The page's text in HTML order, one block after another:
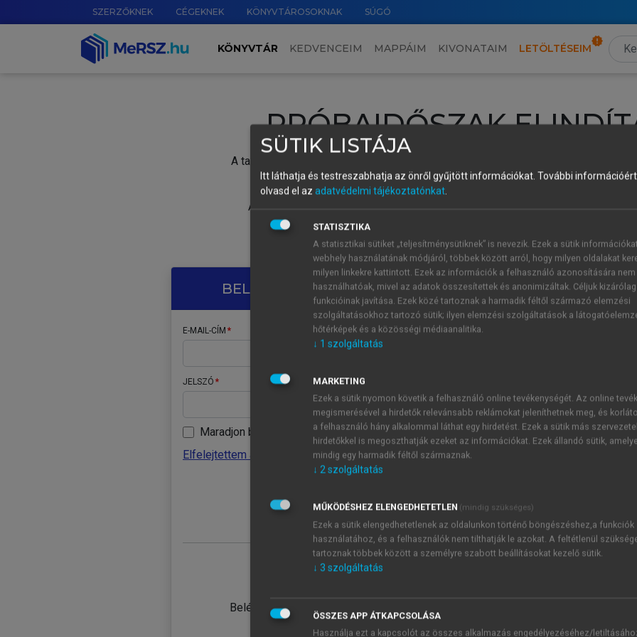
SZERZŐKNEK CÉGEKNEK KÖNYVTÁROSOKNAK SÚGÓ
KÖNYVTÁR KEDVENCEIM MAPPÁIM KIVONATAIM LETÖLTÉSEIM
PRÓBAIDŐSZAK
A tartalom megtekintéséhez lépj be a saját fiókoddal, iskolai azonosítóddal vagy
Új felhasználóként1 óra díjmentes hozzáférésrevagy
A próbaidőszak elindításához,
vagy hozz
A regisztráció után a
BELÉPÉS SAJÁT FIÓKKAL
E-MAIL-CÍM
JELSZÓ
Maradjon belépve
Elfelejtettem a jelszavamat
Belépés intézményi azonosítóval
ÚJ FIÓK
1 óra
JELSZÓ
Kérek értesítést a MeRSZ
Kérek értesítést az
SÜTIK LISTÁJA
Itt láthatja és testreszabhatja az önről gyűjtött információkat. További
olvasd el az adatvédelmi tájékoztatónkat.
STATISZTIKA
A statisztikai sütiket „teljesítménysütiknek” is nevezik. Ezek a sütik
webhely használatának módjáról, többek között arról, hogy milyen oldalakat
milyen linkekre kattintott. Ezek az információk a felhasználó azonosítására nem
használhatóak, mivel az adatok összesítettek és anonimizáltak. Céljuk
funkcióinak javítása. Ezek közé tartoznak a harmadik féltől származó elemzési
szolgáltatásokhoz tartozó sütik; ilyen elemzési szolgáltatások a
hőtérképek és a közösségi médiaanalitika.
↓ 1 szolgáltatás
MARKETING
Ezek a sütik nyomon követik a felhasználó online tevékenységét. Az online
megismerésével a hirdetők relevánsabb reklámokat jeleníthetnek meg, és
a felhasználó hány alkalommal láthat egy hirdetést. Ezek a sütik más
hirdetőkkel is megoszthatják ezeket az információkat. Ezek állandó sütik,
mindig egy harmadik féltől származnak.
↓ 2szolgáltatás
MŰKÖDÉSHEZ ELENGEDHETETLEN (mindig szükséges)
Ezek a sütik elengedhetetlenek az oldalunkon történő böngészéshez,a funkciók
használatához, és a felhasználók nem tilthatják le azokat. A feltétlenül
tartoznak többek között a személyre szabott beállításokat kezelő sütik.
↓ 3 szolgáltatás
ÖSSZES APP ÁTKAPCSOLÁSA
Használja ezt a kapcsolót az összes alkalmazás engedélyezéséhez/